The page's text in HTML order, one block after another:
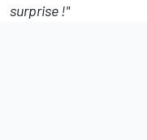
surprise !"